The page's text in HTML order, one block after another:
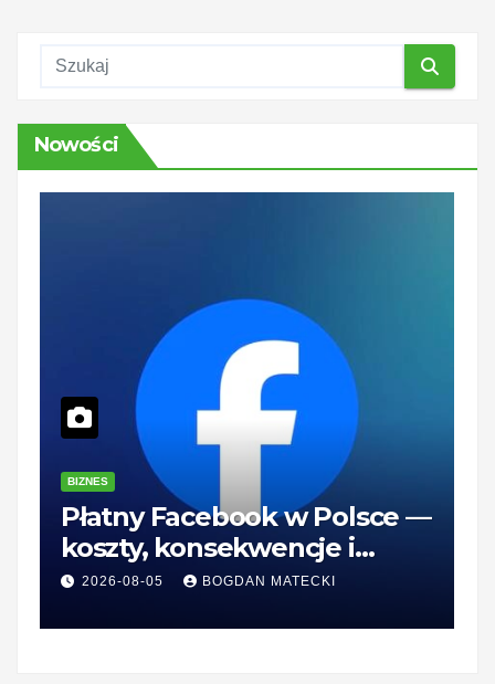
Nowości
BIZNES
Płatny Facebook w Polsce —
koszty, konsekwencje i
rozwiązania dla firm
2026-08-05 BOGDAN MATECKI